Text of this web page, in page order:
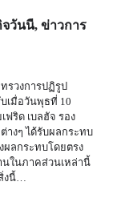
วันนี้, ข่าวการ
รวงการปฏิรูป
เมื่อวันพุธที่ 10
ริด เบลฮัจ รอง
างๆ ได้รับผลกระทบ
ผลกระทบโดยตรง
ในภาคส่วนเหล่านี้
งนี้…